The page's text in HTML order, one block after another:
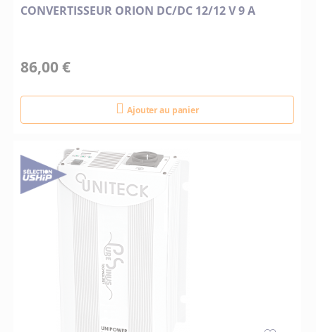
CONVERTISSEUR ORION DC/DC 12/12 V 9 A
86,00 €
Ajouter au panier